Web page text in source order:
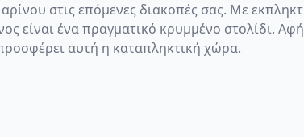
στις επόμενες διακοπές σας. Με
είναι ένα πραγματικό κρυμμένο στολίδι.
αυτή η καταπληκτική χώρα.